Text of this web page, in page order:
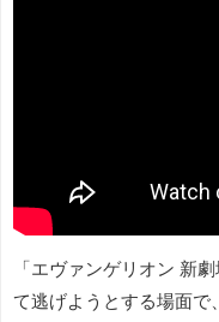
「エヴァンゲリオン 新
て逃げようとする場面で